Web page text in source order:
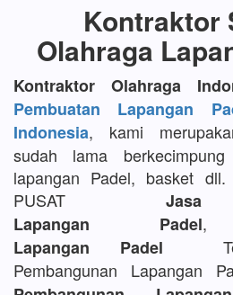
Kontraktor
Olahraga
Kontraktor Olahraga
Pembuatan Lapangan
Indonesia, kami
sudah lama
lapangan Padel, basket dll.
PUSAT
Lapangan Padel
Lapangan Padel
Pembangunan Lapangan